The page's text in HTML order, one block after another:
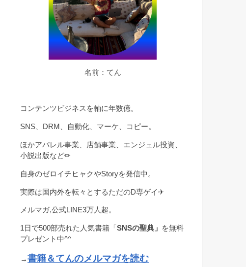
名前：てん
コンテンツビジネスを軸に年数億。
SNS、DRM、自動化、マーケ、コピー。
ほかアパレル事業、店舗事業、エンジェル投資、
小説出版など✏︎
自身のゼロイチヒャクやStoryを発信中。
実際は国内外を転々とするただのD専ゲイ✈︎
メルマガ,公式LINE3万人超。
1日で500部売れた人気書籍「 SNSの聖典」
を無料
プレゼント中^^
→書籍＆てんのメルマガを読む